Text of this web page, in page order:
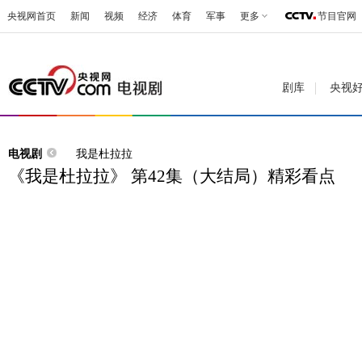
央视网首页 新闻 视频 经济 体育 军事 更多 节目官网
剧库 央视
电视剧 我是杜拉拉
《我是杜拉拉》 第42集（大结局）精彩看点